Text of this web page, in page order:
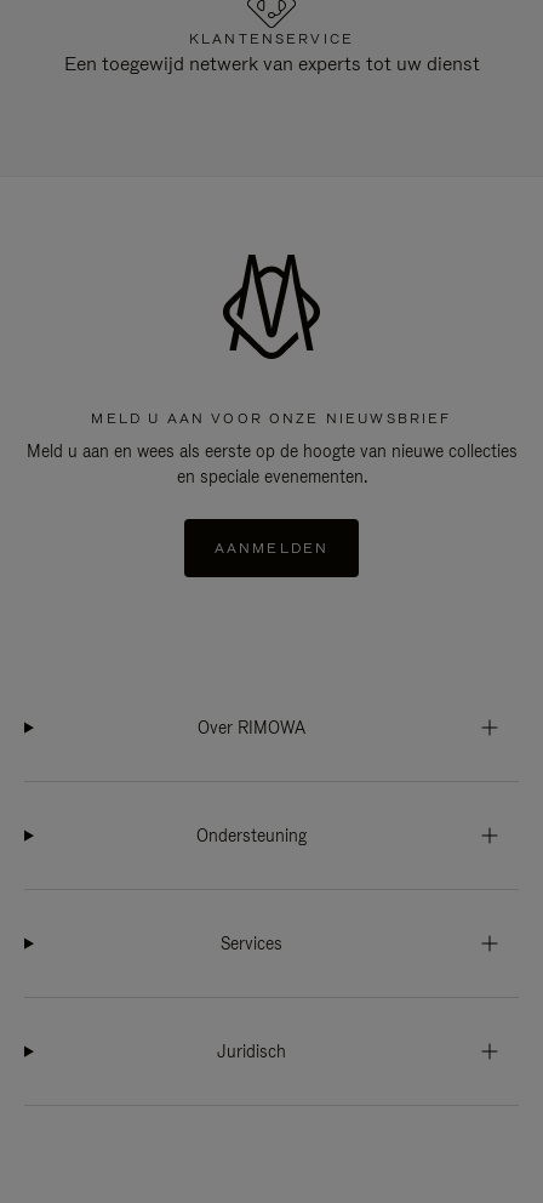
KLANTENSERVICE
Een toegewijd netwerk van experts tot uw dienst
MELD U AAN VOOR ONZE NIEUWSBRIEF
Meld u aan en wees als eerste op de hoogte van nieuwe collecties
en speciale evenementen.
AANMELDEN
Over RIMOWA
Ondersteuning
Services
Juridisch